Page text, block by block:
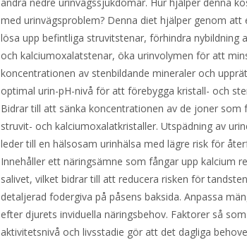
med urinvägsproblem? Denna diet hjälper genom att
lösa upp befintliga struvitstenar, förhindra nybildning
och kalciumoxalatstenar, öka urinvolymen för att
koncentrationen av stenbildande mineraler och
optimal urin-pH-nivå för att förebygga kristall- och
Bidrar till att sänka koncentrationen av de joner som
struvit- och kalciumoxalatkristaller. Utspädning av
leder till en hälsosam urinhälsa med lägre risk för
Innehåller ett näringsämne som fångar upp kalcium
salivet, vilket bidrar till att reducera risken för
detaljerad fodergiva på påsens baksida. Anpassa
efter djurets inviduella näringsbehov. Faktorer så
aktivitetsnivå och livsstadie gör att det dagliga